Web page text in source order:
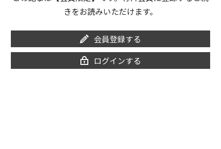
きをお読みいただけます。
会員登録する
ログインする